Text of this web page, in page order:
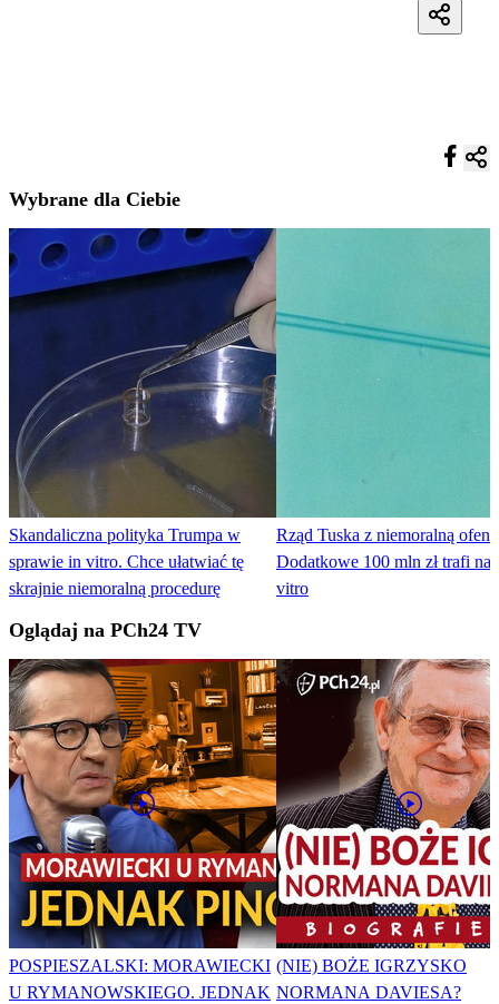
Wybrane dla Ciebie
Skandaliczna polityka Trumpa w
sprawie in vitro. Chce ułatwiać tę
skrajnie niemoralną procedurę
Rząd Tuska z niemoralną
Dodatkowe 100 mln zł trafi na
vitro
Oglądaj na PCh24 TV
POSPIESZALSKI: MORAWIECKI
U RYMANOWSKIEGO. JEDNAK
(NIE) BOŻE IGRZYSKO
NORMANA DAVIESA?